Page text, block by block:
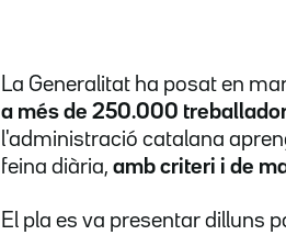
La Generalitat ha posat en
a més de 250.000
l'administració catalana
feina diària, amb criteri i de
El pla es va presentar dilluns